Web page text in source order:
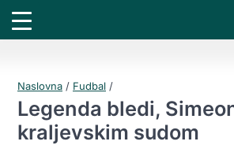
Naslovna / Fudbal /
Legenda bledi,
kraljevskim sudom